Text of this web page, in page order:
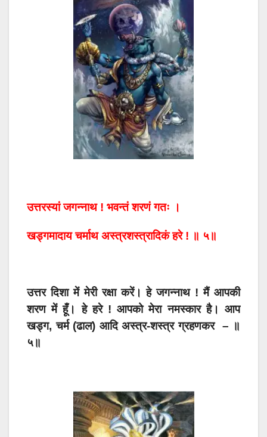
उत्तरस्यां जगन्नाथ ! भवन्तं शरणं गतः ।
खड्गमादाय चर्माथ अस्त्रशस्त्रादिकं हरे ! ॥ ५॥
उत्तर दिशा में मेरी रक्षा करें। हे जगन्नाथ ! मैं आपकी
शरण में हूँ। हे हरे ! आपको मेरा नमस्कार है। आप
खड्ग, चर्म (ढाल) आदि अस्त्र-शस्त्र ग्रहणकर – ॥
५॥